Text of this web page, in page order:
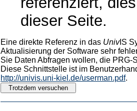
dieser Seite.
Eine direkte Referenz in das UnivIS
Aktualisierung der Software sehr
Sie Daten Abfragen wollen, die PRG-
Diese Schnittstelle ist im
http://univis.uni-kiel.de/userman.pdf.